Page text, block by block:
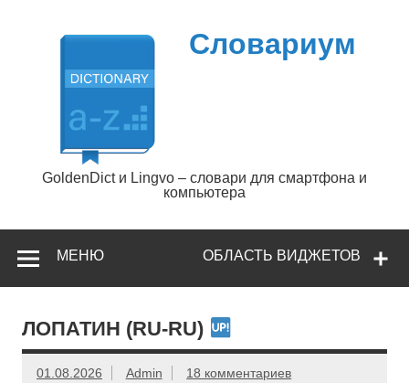
содержимому
Словариум
GoldenDict и Lingvo – словари для смартфона и
компьютера
ОБЛАСТЬ ВИДЖЕТОВ
МЕНЮ
ЛОПАТИН (RU-RU)
01.08.2026 Admin 18 комментариев